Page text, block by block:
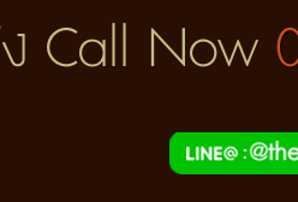
Call Now